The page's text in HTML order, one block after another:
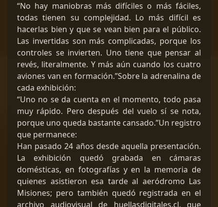
“No hay maniobras más difíciles o más fáciles,
todas tienen su complejidad. Lo más difícil es
hacerlas bien y que se vean bien para el público.
Las invertidas son más complicadas, porque los
controles se invierten. Uno tiene que pensar al
revés, literalmente. Y más aún cuando los cuatro
aviones van en formación.”Sobre la adrenalina de
cada exhibición:
“Uno no se da cuenta en el momento, todo pasa
muy rápido. Pero después del vuelo sí se nota,
porque uno queda bastante cansado.”Un registro
que permanece:
Han pasado 24 años desde aquella presentación.
La exhibición quedó grabada en cámaras
domésticas, en fotografías y en la memoria de
quienes asistieron esa tarde al aeródromo Las
Misiones; pero también quedó registrada en el
archivo audiovisual de huellasdigitales.cl, que